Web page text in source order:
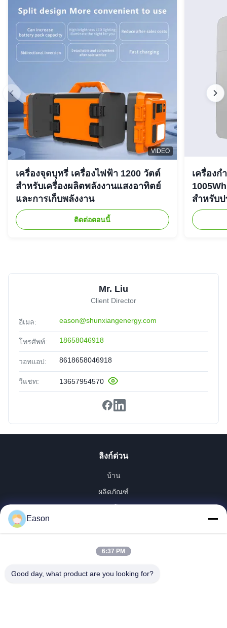
VIDEO
เครื่องจุดบุหรี่ เครื่องไฟฟ้า 1200 วัตต์
สําหรับเครื่องผลิตพลังงานแสงอาทิตย์
และการเก็บพลังงาน
ติดต่อตอนนี้
เครื่องกํ
สําหรับ
Mr. Liu
Client Director
อีเมล: eason@shunxiangenergy.com
โทรศัพท์: 18658046918
วอทแอป: 8618658046918
วีแชท: 13657954570
ลิงก์ด่วน
บ้าน
ผลิตภัณฑ์
ควบคุมคุณภาพ
ติดต่อเรา
Eason
6:37 PM
Good day, what product are you looking for?